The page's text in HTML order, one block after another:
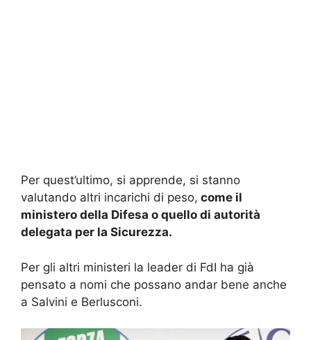
Per quest’ultimo, si apprende, si stanno
valutando altri incarichi di peso, come il
ministero della Difesa o quello di autorità
delegata per la Sicurezza.
Per gli altri ministeri la leader di FdI ha già
pensato a nomi che possano andar bene anche
a Salvini e Berlusconi.